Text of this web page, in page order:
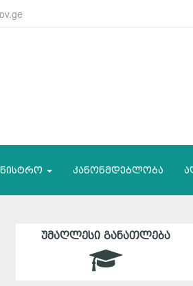
კანონმდებლობა
ᲣᲛᲐᲦᲚᲔᲡᲘ ᲒᲐᲜᲐᲗᲚᲔᲑᲐ